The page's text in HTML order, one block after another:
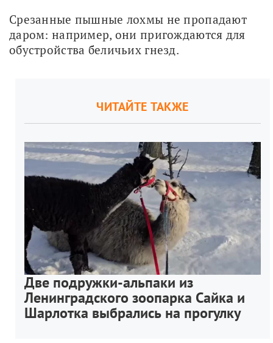
Срезанные пышные лохмы не пропадают
даром: например, они пригождаются для
обустройства беличьих гнезд.
ЧИТАЙТЕ ТАКЖЕ
Две подружки-альпаки из
Ленинградского зоопарка Сайка и
Шарлотка выбрались на прогулку